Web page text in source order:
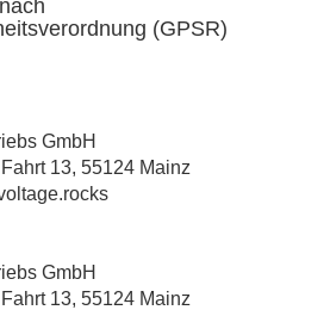
(GPSR)
GmbH
13, 55124 Mainz
GmbH
13, 55124 Mainz